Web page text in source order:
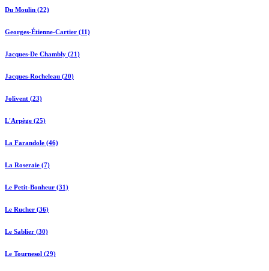
Du Moulin (22)
Georges-Étienne-Cartier (11)
Jacques-De Chambly (21)
Jacques-Rocheleau (20)
Jolivent (23)
L'Arpège (25)
La Farandole (46)
La Roseraie (7)
Le Petit-Bonheur (31)
Le Rucher (36)
Le Sablier (30)
Le Tournesol (29)